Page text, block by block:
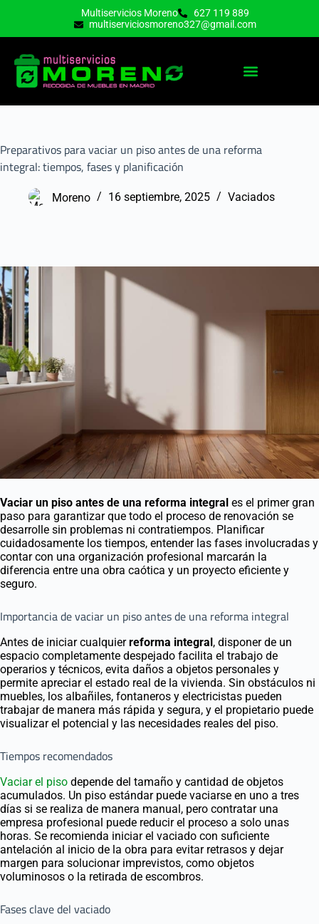
Multiservicios Moreno
627 119 889
multiserviciosmoreno327@gmail.com
Preparativos para vaciar un piso antes de una reforma
integral: tiempos, fases y planificación
Moreno 16 septiembre, 2025 Vaciados
Vaciar un piso antes de una reforma integral es el primer gran
paso para garantizar que todo el proceso de renovación se
desarrolle sin problemas ni contratiempos. Planificar
cuidadosamente los tiempos, entender las fases involucradas y
contar con una organización profesional marcarán la
diferencia entre una obra caótica y un proyecto eficiente y
seguro.
Importancia de vaciar un piso antes de una reforma integral
Antes de iniciar cualquierreforma integral, disponer de un
espacio completamente despejado facilita el trabajo de
operarios y técnicos, evita daños a objetos personales y
permite apreciar el estado real de la vivienda. Sin obstáculos ni
muebles, los albañiles, fontaneros y electricistas pueden
trabajar de manera más rápida y segura, y el propietario puede
visualizar el potencial y las necesidades reales del piso.
Tiempos recomendados
Vaciar el piso depende del tamaño y cantidad de objetos
acumulados. Un piso estándar puede vaciarse en uno a tres
días si se realiza de manera manual, pero contratar una
empresa profesional puede reducir el proceso a solo unas
horas. Se recomienda iniciar el vaciado con suficiente
antelación al inicio de la obra para evitar retrasos y dejar
margen para solucionar imprevistos, como objetos
voluminosos o la retirada de escombros.
Fases clave del vaciado